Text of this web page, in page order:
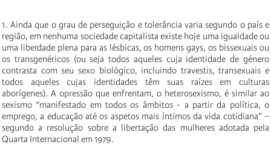
1. Ainda que o grau de perseguição e tolerância varia segundo o país e
região, em nenhuma sociedade capitalista existe hoje uma igualdade ou
uma liberdade plena para as lésbicas, os homens gays, os bissexuais ou
os transgenéricos (ou seja todos aqueles cuja identidade de género
contrasta com seu sexo biológico, incluindo travestis, transexuais e
todos aqueles cujas identidades têm suas raízes em culturas
aborígenes). A opressão que enfrentam, o heterosexismo, é similar ao
sexismo “manifestado em todos os âmbitos - a partir da política, o
emprego, a educação até os aspetos mais íntimos da vida cotidiana” –
segundo a resolução sobre a libertação das mulheres adotada pela
Quarta Internacional em 1979.